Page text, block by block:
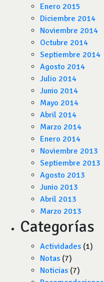
Enero 2015
Diciembre 2014
Noviembre 2014
Octubre 2014
Septiembre 2014
Agosto 2014
Julio 2014
Junio 2014
Mayo 2014
Abril 2014
Marzo 2014
Enero 2014
Noviembre 2013
Septiembre 2013
Agosto 2013
Junio 2013
Abril 2013
Marzo 2013
Categorías
Actividades (1)
Notas (7)
Noticias (7)